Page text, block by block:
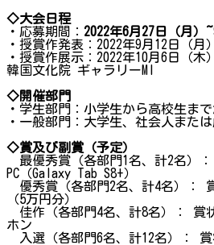
◇大会日程
・応募期間： 2022年6月27日（月）
・授賞作発表：2022年9月12日（月）
・授賞作展示：2022年10月6日（
韓国文化院 ギャラリーMI
◇開催部門
・学生部門：小学生から高校生ま
・一般部門：大学生、社会人また
◇賞及び副賞（予定）
最優秀賞（各部門1名、計2名）
PC（Galaxy Tab S8+）
優秀賞（各部門2名、計4名）：
（5万円分）
佳作（各部門4名、計8名）： 賞
ホン
入選（各部門6名、計12名）： 賞